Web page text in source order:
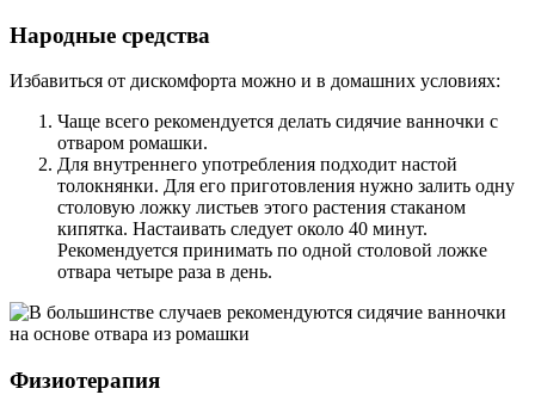
Народные средства
Избавиться от дискомфорта можно и в домашних условиях:
Чаще всего рекомендуется делать сидячие ванночки с
отваром ромашки.
Для внутреннего употребления подходит настой
толокнянки. Для его приготовления нужно залить одну
столовую ложку листьев этого растения стаканом
кипятка. Настаивать следует около 40 минут.
Рекомендуется принимать по одной столовой ложке
отвара четыре раза в день.
Физиотерапия